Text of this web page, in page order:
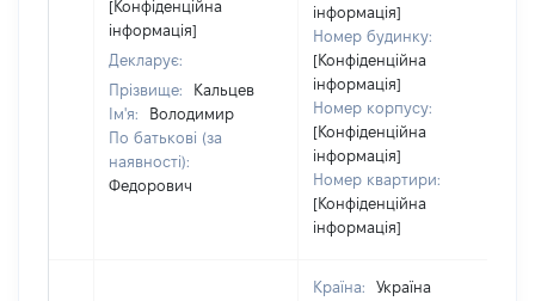
[Конфіденційна
інформація]
Декларує:
Прізвище:
Кальцев
Ім'я:
Володимир
По батькові (за
наявності):
Федорович
інформація]
Номер будинку:
[Конфіденційна
інформація]
Номер корпусу:
[Конфіденційна
інформація]
Номер квартири:
[Конфіденційна
інформація]
Країна:
Україна